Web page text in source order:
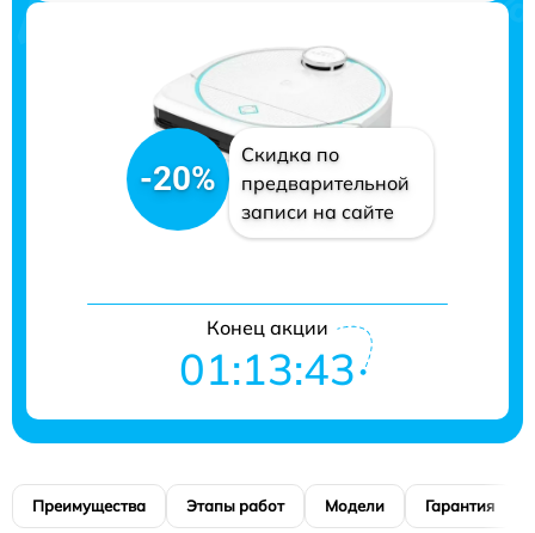
-20%
Скидка по
предварительной
записи на сайте
Конец акции
01:13:42
Преимущества Этапы работ Модели Гарантия